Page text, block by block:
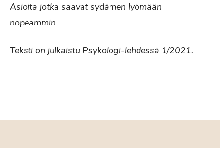
Asioita jotka saavat sydämen lyömään
nopeammin.
Teksti on julkaistu Psykologi-lehdessä 1/2021.